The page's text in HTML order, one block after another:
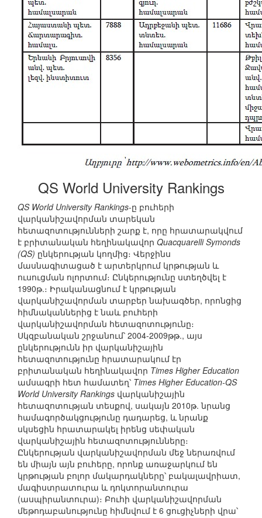
QS World University Rankings
QS World University Rankings-ը բուհերի
վարկանիշավորման տարեկան
հետազոտությունների շարք է, որը հրատարակվում
է բրիտանական հեղինակավոր Quacquarelli Symonds
(QS) ընկերության կողմից։ Վերջինս
մասնագիտացած է արտերկրում կրթության և
ուսուցման ոլորտում։ Ընկերությունը ստեղծվել է
1990թ.։ Իրականացնում է կրթության
վարկանիշավորման տարբեր նախագծեր, որոնցից
հիմնականներից է նաև բուհերի
վարկանիշավորման հետազոտությունը։
Սկզբանական շրջանում՝ 2004-2009թթ., այս
ընկերությունն իր վարկանիշային
հետազոտությունը հրատարակում էր
բրիտանական հեղինակավոր Times Higher Education
ամսագրի հետ համատեղ՝ Times Higher Education-QS
World University Rankings վարկանիշային
հետազոտության տեսքով, սակայն 2010թ. նրանց
համագործակցությունը դադարեց, և նրանք
սկսեցին հրատարակել իրենց սեփական
վարկանիշային հետազոտությունները։
Ընկերության վարկանիշավորման մեջ ներառվում
են միայն այն բուհերը, որոնք առաջարկում են
կրթության բոլոր մակարդակները՝ բակալավրիատ,
մագիստրատուրա և դոկտորանտուրա
(ասպիրանտուրա)։ Բուհի վարկանիշավորման
մեթոդաբանությունը հիմնվում է 6 ցուցիչների վրա՝